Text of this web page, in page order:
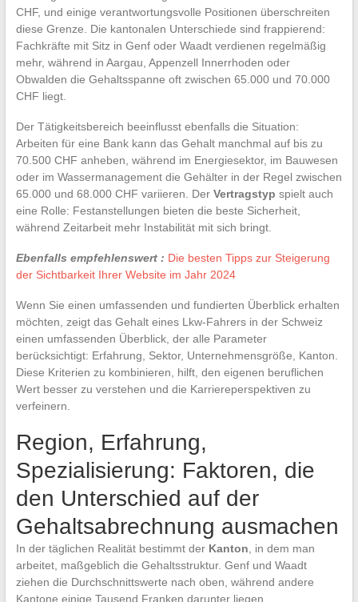
CHF, und einige verantwortungsvolle Positionen überschreiten
diese Grenze. Die kantonalen Unterschiede sind frappierend:
Fachkräfte mit Sitz in Genf oder Waadt verdienen regelmäßig
mehr, während in Aargau, Appenzell Innerrhoden oder
Obwalden die Gehaltsspanne oft zwischen 65.000 und 70.000
CHF liegt.
Der Tätigkeitsbereich beeinflusst ebenfalls die Situation:
Arbeiten für eine Bank kann das Gehalt manchmal auf bis zu
70.500 CHF anheben, während im Energiesektor, im Bauwesen
oder im Wassermanagement die Gehälter in der Regel zwischen
65.000 und 68.000 CHF variieren. Der Vertragstyp spielt auch
eine Rolle: Festanstellungen bieten die beste Sicherheit,
während Zeitarbeit mehr Instabilität mit sich bringt.
Ebenfalls empfehlenswert : Die besten Tipps zur Steigerung
der Sichtbarkeit Ihrer Website im Jahr 2024
Wenn Sie einen umfassenden und fundierten Überblick erhalten
möchten, zeigt das Gehalt eines Lkw-Fahrers in der Schweiz
einen umfassenden Überblick, der alle Parameter
berücksichtigt: Erfahrung, Sektor, Unternehmensgröße, Kanton.
Diese Kriterien zu kombinieren, hilft, den eigenen beruflichen
Wert besser zu verstehen und die Karriereperspektiven zu
verfeinern.
Region, Erfahrung,
Spezialisierung: Faktoren, die
den Unterschied auf der
Gehaltsabrechnung ausmachen
In der täglichen Realität bestimmt der Kanton , in dem man
arbeitet, maßgeblich die Gehaltsstruktur. Genf und Waadt
ziehen die Durchschnittswerte nach oben, während andere
Kantone einige Tausend Franken darunter liegen.